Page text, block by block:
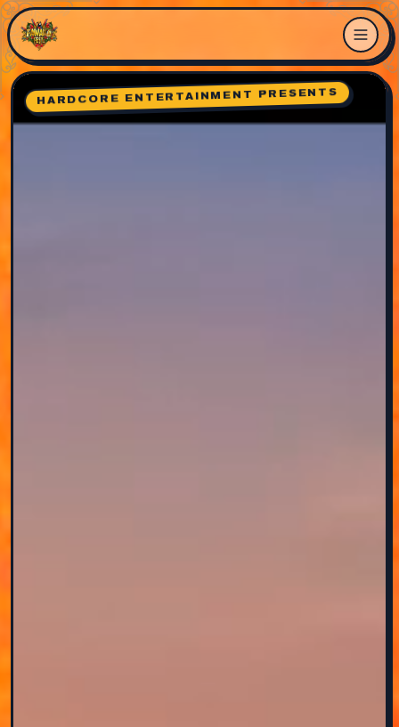
Fawaka Fest 2026 — Zuiderpark Den Haag
HARDCORE ENTERTAINMENT PRESENTS